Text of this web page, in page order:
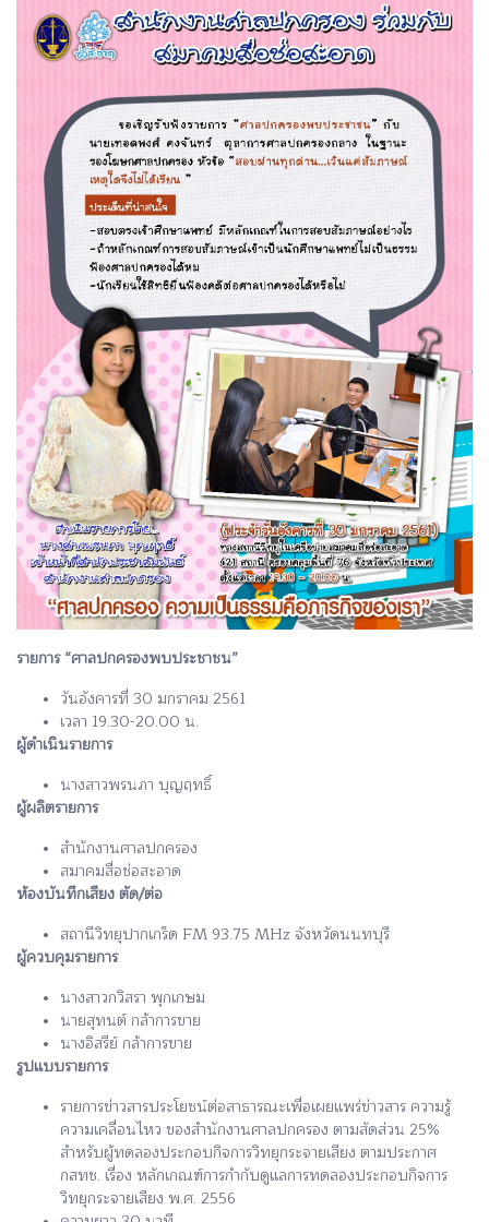
รายการ “ศาลปกครองพบประชาชน”
วันอังคารที่ 30 มกราคม 2561
เวลา 19.30-20.00 น.
ผู้ดำเนินรายการ
นางสาวพรนภา บุญฤทธิ์
ผู้ผลิตรายการ
สำนักงานศาลปกครอง
สมาคมสื่อช่อสะอาด
ห้องบันทึกเสียง ตัด/ต่อ
สถานีวิทยุปากเกร็ด FM 93.75 MHz จังหวัดนนทบุรี
ผู้ควบคุมรายการ
นางสาวกวิสรา พุกเกษม
นายสุทนต์ กล้าการขาย
นางอิสรีย์ กล้าการขาย
รูปแบบรายการ
รายการข่าวสารประโยชน์ต่อสาธารณะเพื่อเผยแพร่ข่าวสาร ความรู้
ความเคลื่อนไหว ของสำนักงานศาลปกครอง ตามสัดส่วน 25%
สำหรับผู้ทดลองประกอบกิจการวิทยุกระจายเสียง ตามประกาศ
กสทช. เรื่อง หลักเกณฑ์การกำกับดูแลการทดลองประกอบกิจการ
วิทยุกระจายเสียง พ.ศ. 2556